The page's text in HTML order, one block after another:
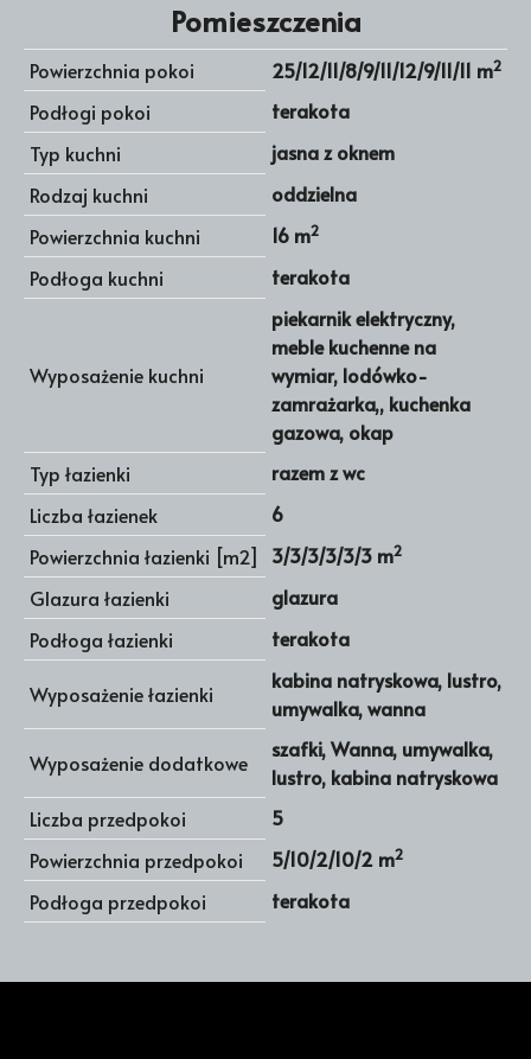
Pomieszczenia
Powierzchnia pokoi 25/12/11/8/9/11/12/9/11/11 m2
Podłogi pokoi
terakota
Typ kuchni
jasna z oknem
Rodzaj kuchni
oddzielna
Powierzchnia kuchni
16 m2
Podłoga kuchni terakota
Wyposażenie kuchni
piekarnik elektryczny,
meble kuchenne na
wymiar, lodówko-
zamrażarka,, kuchenka
gazowa, okap
Typ łazienki
razem z wc
Liczba łazienek
6
Powierzchnia łazienki [m2]
3/3/3/3/3/3 m2
Glazura łazienki
glazura
Podłoga łazienki
terakota
Wyposażenie łazienki
kabina natryskowa, lustro,
umywalka, wanna
Wyposażenie dodatkowe
szafki, Wanna, umywalka,
lustro, kabina natryskowa
Liczba przedpokoi
5
Powierzchnia przedpokoi
5/10/2/10/2 m2
Podłoga przedpokoi terakota